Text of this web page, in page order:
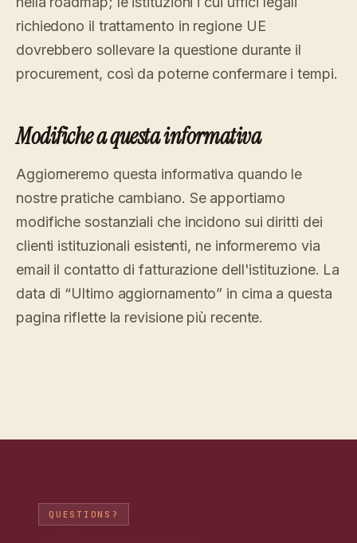
richiedono il trattamento in regione UE
dovrebbero sollevare la questione durante il
procurement, così da poterne confermare i tempi.
Modifiche a questa informativa
Aggiorneremo questa informativa quando le
nostre pratiche cambiano. Se apportiamo
modifiche sostanziali che incidono sui diritti dei
clienti istituzionali esistenti, ne informeremo via
email il contatto di fatturazione dell'istituzione. La
data di “Ultimo aggiornamento” in cima a questa
pagina riflette la revisione più recente.
QUESTIONS?